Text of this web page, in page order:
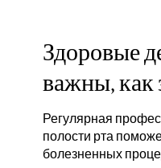
Здоровые
важны, как
Регулярная
полости рта
болезненных